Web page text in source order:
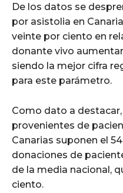
De los datos se
por asistolia en
veinte por ciento en
donante vivo
siendo la mejor cifra
para este parámetro.
Como dato a
provenientes de
Canarias suponen el
donaciones de
de la media nacional,
ciento.